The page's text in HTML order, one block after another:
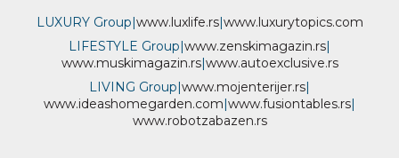
LUXURY Group|www.luxlife.rs|www.luxurytopics.com
LIFESTYLE Group|www.zenskimagazin.rs|
www.muskimagazin.rs|www.autoexclusive.rs
LIVING Group|www.mojenterijer.rs|
www.ideashomegarden.com|www.fusiontables.rs|
www.robotzabazen.rs